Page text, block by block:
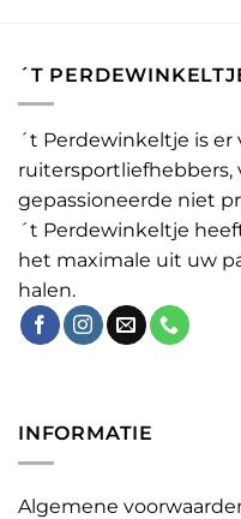
´T
´t Perdewinkeltje is er
ruitersportliefhebbers,
gepassioneerde niet
´t Perdewinkeltje
het maximale uit uw
halen.
INFORMATIE
Algemene